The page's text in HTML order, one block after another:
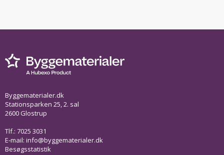
Byggematerialer.dk
Stationsparken 25, 2. sal
2600 Glostrup
Tlf.: 7025 3031
E-mail: info@byggematerialer.dk
Besøgsstatistik